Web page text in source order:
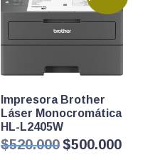
Impresora Brother
Láser Monocromática
HL-L2405W
$520.000 El
precio
$500.000El